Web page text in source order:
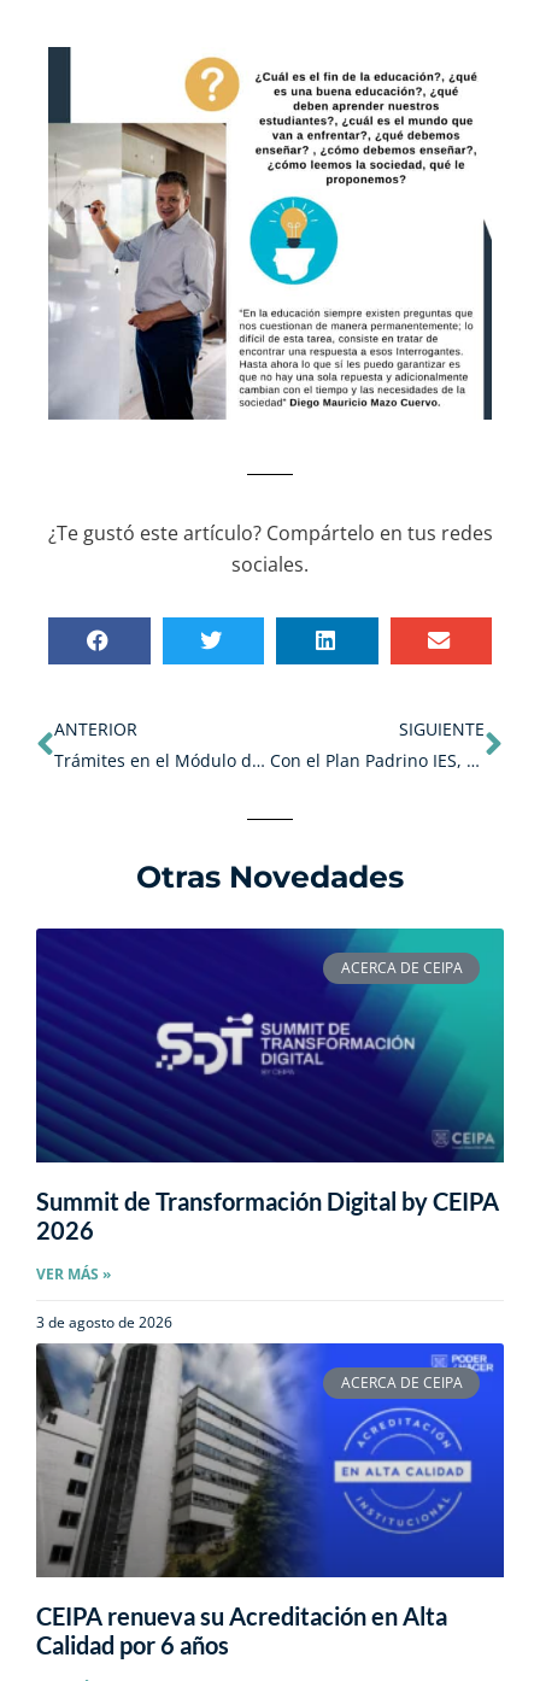
¿Te gustó este artículo? Compártelo en tus redes
sociales.
ANTERIOR
Trámites en el Módulo de Solicitudes
SIGUIENTE
Con el Plan Padrino IES, buscamos salvar la educación del país
Otras Novedades
ACERCA DE CEIPA
Summit de Transformación Digital by CEIPA
2026
VER MÁS »
3 de agosto de 2026
ACERCA DE CEIPA
CEIPA renueva su Acreditación en Alta
Calidad por 6 años